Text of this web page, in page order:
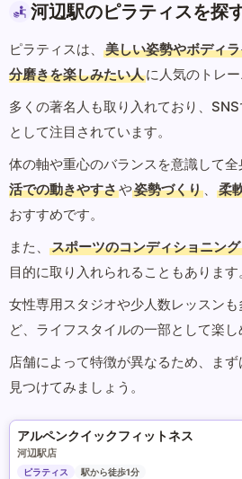
河辺駅のピラティスを探
ピラティスは、 美しい姿勢やボディ
分磨きを楽しみたい人に人気のトレー
多くの著名人も取り入れており、
として注目されています。
体の軸や重心のバランスを意識して全
活での動きやすさや姿勢づくり 、 柔
おすすめです。
また、
スポーツのコンディショニング
目的に取り入れられることもあります
女性専用スタジオや少人数レッスン
ど、ライフスタイルの一部として楽し
店舗によって特徴が異なるため、ま
見つけてみましょう。
アルペンクイックフィットネス
河辺駅店
ピラティス
駅から徒歩1分